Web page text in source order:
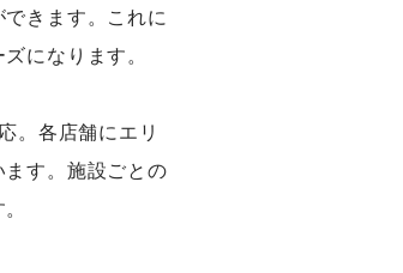
きます。これに
になります。
。各店舗にエリ
す。施設ごとの